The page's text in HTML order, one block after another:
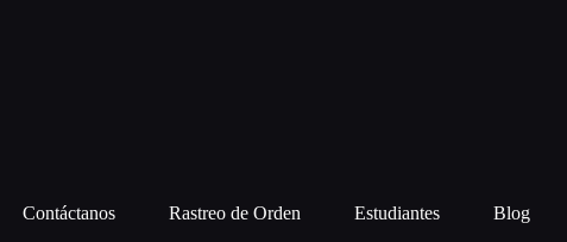
Contáctanos Rastreo de Orden Estudiantes Blog